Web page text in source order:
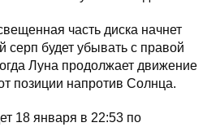
часть диска начнет
будет убывать с правой
Луна продолжает движение
позиции напротив Солнца.
18 января в 22:53 по